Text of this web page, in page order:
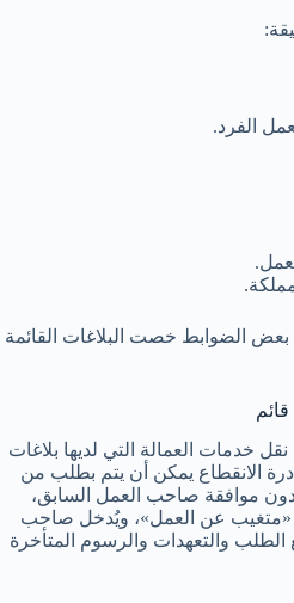
الفرد.
بعض الضوابط خصت البلاغات القائمة
خدمات العمالة التي لديها بلاغات
الانقطاع يمكن أن يتم بطلب من
موافقة صاحب العمل السابق،
«متغيب عن العمل»، ويُدخل صاحب
الطلب والتعهدات والرسوم المتأخرة